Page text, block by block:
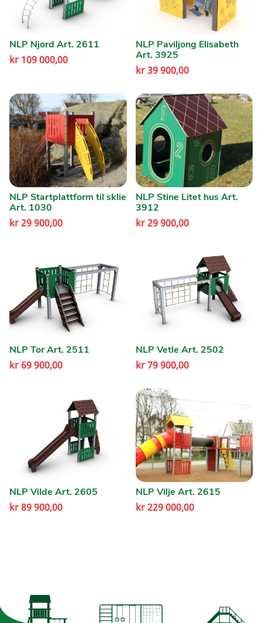
NLP Njord Art. 2611
kr 109 000,00
NLP Paviljong Elisabeth
Art. 3925
kr39 900,00
NLP Startplattform til sklie
Art. 1030
kr29 900,00
NLP Stine Litet hus Art.
3912
kr29 900,00
NLP Tor Art. 2511
kr 69 900,00
NLP Vetle Art. 2502
kr79 900,00
NLP Vilde Art. 2605
kr89 900,00
NLP Vilje Art. 2615
kr229 000,00